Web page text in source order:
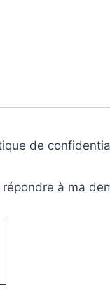
de
à ma